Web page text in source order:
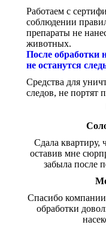
Работаем с
соблюдении
препараты не
животных.
После обработки
не останутся
Средства для
следов, не портят
Сдала квартиру,
оставив мне
забыла после
Спасибо компании
обработки